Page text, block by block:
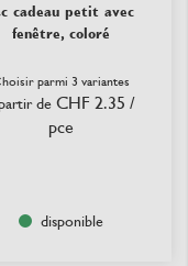
cadeau petit avec
fenêtre, coloré
parmi 3 variantes
de CHF 2.35 /
pce
disponible